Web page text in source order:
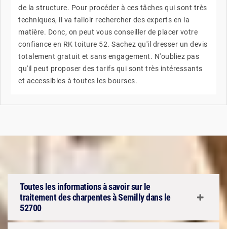
de la structure. Pour procéder à ces tâches qui sont très
techniques, il va falloir rechercher des experts en la
matière. Donc, on peut vous conseiller de placer votre
confiance en RK toiture 52. Sachez qu'il dresser un devis
totalement gratuit et sans engagement. N'oubliez pas
qu'il peut proposer des tarifs qui sont très intéressants
et accessibles à toutes les bourses.
Toutes les informations à savoir sur le
traitement des charpentes à Semilly dans le
52700